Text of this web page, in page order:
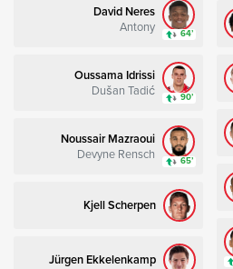
David Neres
Antony 64’
Oussama Idrissi
Dušan Tadić 90’
Noussair Mazraoui
Devyne Rensch 65’
Kjell Scherpen
Jürgen Ekkelenkamp